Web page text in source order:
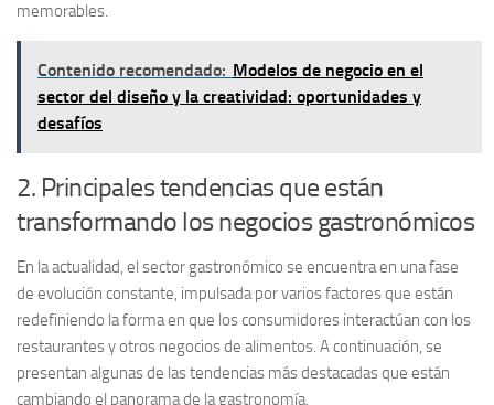
memorables.
Contenido recomendado: Modelos de negocio en el
sector del diseño y la creatividad: oportunidades y
desafíos
2. Principales tendencias que están
transformando los negocios gastronómicos
En la actualidad, el sector gastronómico se encuentra en una fase
de evolución constante, impulsada por varios factores que están
redefiniendo la forma en que los consumidores interactúan con los
restaurantes y otros negocios de alimentos. A continuación, se
presentan algunas de lastendencias más destacadasque están
cambiando el panorama de la gastronomía.